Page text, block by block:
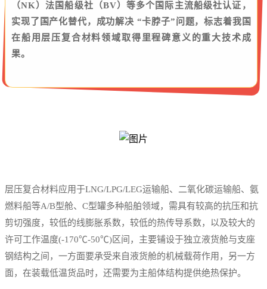
（NK）法国船级社（BV）等多个国际主流船级社认证，
实现了国产化替代，成功解决 “卡脖子”问题，标志着我国
在船用层压复合材料领域取得里程碑意义的重大技术成
果。
层压复合材料应用于LNG/LPG/LEG运输船、二氧化碳运输船、氨
燃料船等A/B型舱、C型罐多种船舶领域，需具有较高的抗压和抗
剪切强度，较低的线膨胀系数，较低的热传导系数，以及较大的
许可工作温度(-170℃-50℃)区间，主要铺设于独立液货舱与支座
钢结构之间，一方面要承受来自液货舱的机械载荷作用，另一方
面，在装载低温货品时，还需要为主船体结构提供绝热保护。